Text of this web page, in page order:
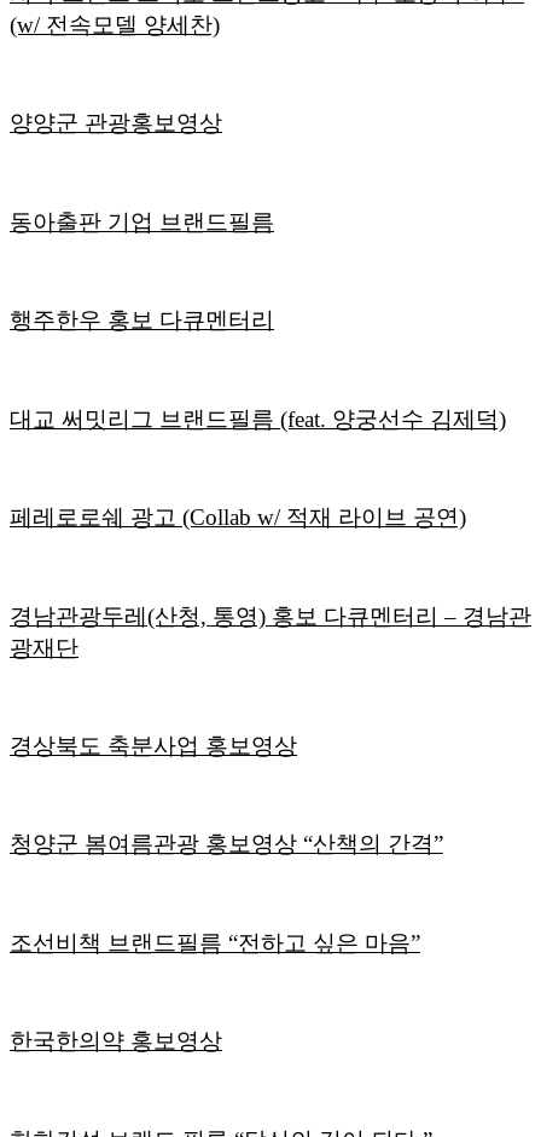
(w/ 전속모델 양세찬)
양양군 관광홍보영상
동아출판 기업 브랜드필름
행주한우 홍보 다큐멘터리
대교 써밋리그 브랜드필름 (feat. 양궁선수 김제덕)
페레로로쉐 광고 (Collab w/ 적재 라이브 공연)
경남관광두레(산청, 통영) 홍보 다큐멘터리 – 경남관
광재단
경상북도 축분사업 홍보영상
청양군 봄여름관광 홍보영상 “산책의 간격”
조선비책 브랜드필름 “전하고 싶은 마음”
한국한의약 홍보영상